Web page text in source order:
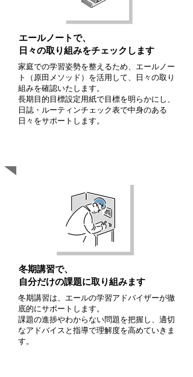
エールノートで、
日々の取り組みをチェックします
家庭での学習姿勢を整えるため、エールノー
ト（原田メソッド）を活用して、日々の取り
組みを確認いたします。
​長期目的目標設定用紙で目標を明らかにし、
日誌・ルーティンチェック表で中身のある
日々をサポートします。
冬期講習で、
自分だけの課題に取り組みます
冬期講習は、エールの学習アドバイザーが徹
底的にサポートします。
​課題の進捗やわからない問題を把握し、適切
なアドバイスと指導で理解度を高めていきま
す。